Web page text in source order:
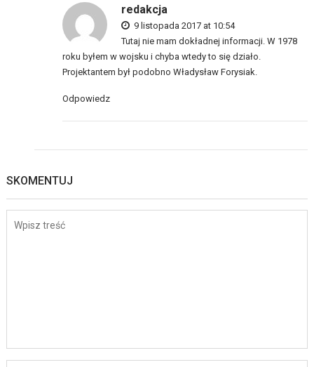
redakcja
9 listopada 2017 at 10:54
Tutaj nie mam dokładnej informacji. W 1978
roku byłem w wojsku i chyba wtedy to się działo.
Projektantem był podobno Władysław Forysiak.
Odpowiedz
SKOMENTUJ